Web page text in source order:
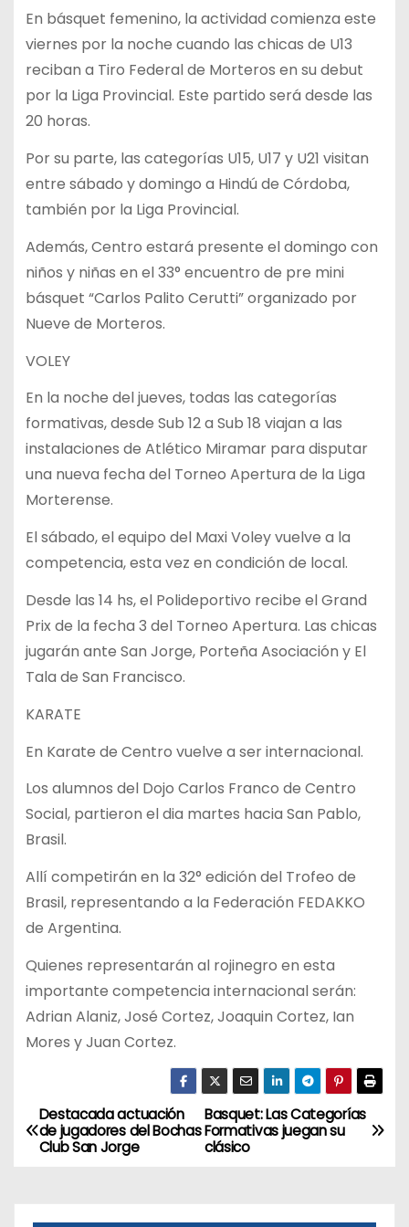
En básquet femenino, la actividad comienza este
viernes por la noche cuando las chicas de U13
reciban a Tiro Federal de Morteros en su debut
por la Liga Provincial. Este partido será desde las
20 horas.
Por su parte, las categorías U15, U17 y U21 visitan
entre sábado y domingo a Hindú de Córdoba,
también por la Liga Provincial.
Además, Centro estará presente el domingo con
niños y niñas en el 33° encuentro de pre mini
básquet “Carlos Palito Cerutti” organizado por
Nueve de Morteros.
VOLEY
En la noche del jueves, todas las categorías
formativas, desde Sub 12 a Sub 18 viajan a las
instalaciones de Atlético Miramar para disputar
una nueva fecha del Torneo Apertura de la Liga
Morterense.
El sábado, el equipo del Maxi Voley vuelve a la
competencia, esta vez en condición de local.
Desde las 14 hs, el Polideportivo recibe el Grand
Prix de la fecha 3 del Torneo Apertura. Las chicas
jugarán ante San Jorge, Porteña Asociación y El
Tala de San Francisco.
KARATE
En Karate de Centro vuelve a ser internacional.
Los alumnos del Dojo Carlos Franco de Centro
Social, partieron el dia martes hacia San Pablo,
Brasil.
Allí competirán en la 32° edición del Trofeo de
Brasil, representando a la Federación FEDAKKO
de Argentina.
Quienes representarán al rojinegro en esta
importante competencia internacional serán:
Adrian Alaniz, José Cortez, Joaquin Cortez, Ian
Mores y Juan Cortez.
N
Basquet: Las Categorías
Formativas juegan su
clásico
Destacada actuación
de jugadores del Bochas
Club San Jorge